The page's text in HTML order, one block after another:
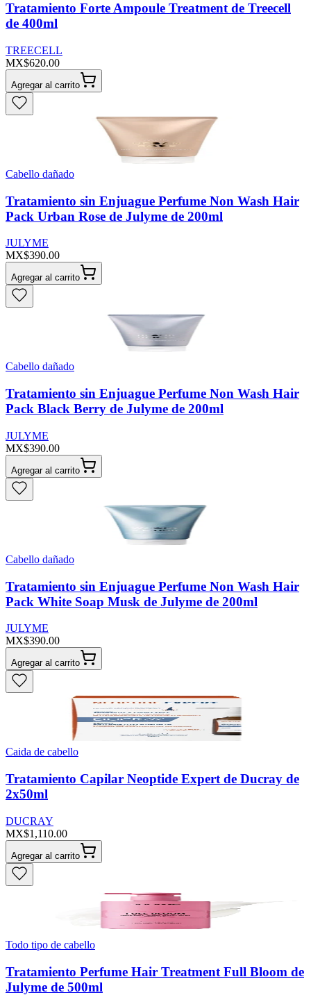
Tratamiento Forte Ampoule Treatment de Treecell
de 400ml
TREECELL
MX$620.00
Agregar al carrito
Cabello dañado
Tratamiento sin Enjuague Perfume Non Wash Hair
Pack Urban Rose de Julyme de 200ml
JULYME
MX$390.00
Agregar al carrito
Cabello dañado
Tratamiento sin Enjuague Perfume Non Wash Hair
Pack Black Berry de Julyme de 200ml
JULYME
MX$390.00
Agregar al carrito
Cabello dañado
Tratamiento sin Enjuague Perfume Non Wash Hair
Pack White Soap Musk de Julyme de 200ml
JULYME
MX$390.00
Agregar al carrito
Caida de cabello
Tratamiento Capilar Neoptide Expert de Ducray de
2x50ml
DUCRAY
MX$1,110.00
Agregar al carrito
Todo tipo de cabello
Tratamiento Perfume Hair Treatment Full Bloom de
Julyme de 500ml